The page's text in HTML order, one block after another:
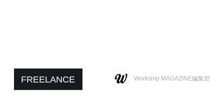
FREELANCE Workship MAGAZINE編集部